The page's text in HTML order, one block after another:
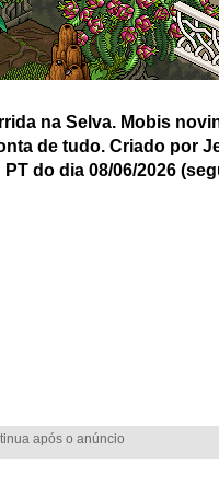
na Selva. Mobis
de tudo. Criado por
PT do dia 08/06/2026